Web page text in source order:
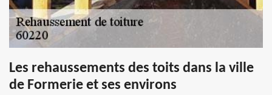
Les rehaussements des toits dans la ville
de Formerie et ses environs